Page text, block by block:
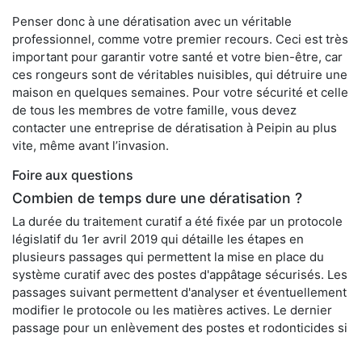
Penser donc à une dératisation avec un véritable
professionnel, comme votre premier recours. Ceci est très
important pour garantir votre santé et votre bien-être, car
ces rongeurs sont de véritables nuisibles, qui détruire une
maison en quelques semaines. Pour votre sécurité et celle
de tous les membres de votre famille, vous devez
contacter une entreprise de dératisation à Peipin au plus
vite, même avant l’invasion.
Foire aux questions
Combien de temps dure une dératisation ?
La durée du traitement curatif a été fixée par un protocole
législatif du 1er avril 2019 qui détaille les étapes en
plusieurs passages qui permettent la mise en place du
système curatif avec des postes d'appâtage sécurisés. Les
passages suivant permettent d'analyser et éventuellement
modifier le protocole ou les matières actives. Le dernier
passage pour un enlèvement des postes et rodonticides si